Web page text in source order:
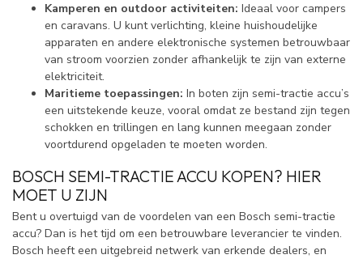
Kamperen en outdoor activiteiten: Ideaal voor campers
en caravans. U kunt verlichting, kleine huishoudelijke
apparaten en andere elektronische systemen betrouwbaar
van stroom voorzien zonder afhankelijk te zijn van externe
elektriciteit.
Maritieme toepassingen: In boten zijn semi-tractie accu’s
een uitstekende keuze, vooral omdat ze bestand zijn tegen
schokken en trillingen en lang kunnen meegaan zonder
voortdurend opgeladen te moeten worden.
BOSCH SEMI-TRACTIE ACCU KOPEN? HIER
MOET U ZIJN
Bent u overtuigd van de voordelen van een Bosch semi-tractie
accu? Dan is het tijd om een betrouwbare leverancier te vinden.
Bosch heeft een uitgebreid netwerk van erkende dealers, en